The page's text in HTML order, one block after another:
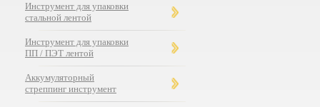
Инструмент для упаковки
стальной лентой
Инструмент для упаковки
ПП / ПЭТ лентой
Аккумуляторный
стреппинг инструмент